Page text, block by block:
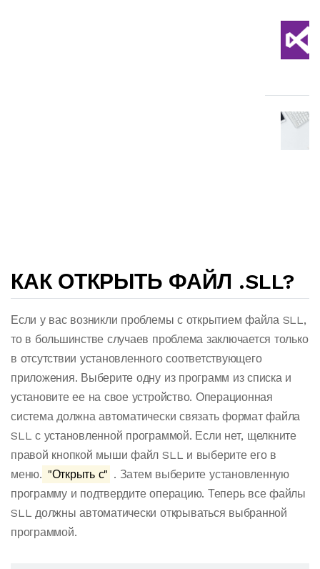
КАК ОТКРЫТЬ ФАЙЛ .SLL?
Если у вас возникли проблемы с открытием файла SLL,
то в большинстве случаев проблема заключается только
в отсутствии установленного соответствующего
приложения. Выберите одну из программ из списка и
установите ее на свое устройство. Операционная
система должна автоматически связать формат файла
SLL с установленной программой. Если нет, щелкните
правой кнопкой мыши файл SLL и выберите его в
меню. "Открыть с" . Затем выберите установленную
программу и подтвердите операцию. Теперь все файлы
SLL должны автоматически открываться выбранной
программой.